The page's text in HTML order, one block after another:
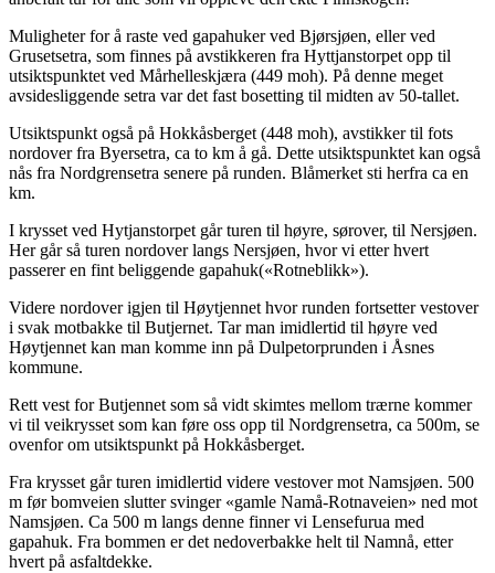
Muligheter for å raste ved gapahuker ved Bjørsjøen, eller ved
Grusetsetra, som finnes på avstikkeren fra Hyttjanstorpet opp til
utsiktspunktet ved Mårhelleskjæra (449 moh). På denne meget
avsidesliggende setra var det fast bosetting til midten av 50-tallet.
Utsiktspunkt også på Hokkåsberget (448 moh), avstikker til fots
nordover fra Byersetra, ca to km å gå. Dette utsiktspunktet kan også
nås fra Nordgrensetra senere på runden. Blåmerket sti herfra ca en
km.
I krysset ved Hytjanstorpet går turen til høyre, sørover, til Nersjøen.
Her går så turen nordover langs Nersjøen, hvor vi etter hvert
passerer en fint beliggende gapahuk(«Rotneblikk»).
Videre nordover igjen til Høytjennet hvor runden fortsetter vestover
i svak motbakke til Butjernet. Tar man imidlertid til høyre ved
Høytjennet kan man komme inn på Dulpetorprunden i Åsnes
kommune.
Rett vest for Butjennet som så vidt skimtes mellom trærne kommer
vi til veikrysset som kan føre oss opp til Nordgrensetra, ca 500m, se
ovenfor om utsiktspunkt på Hokkåsberget.
Fra krysset går turen imidlertid videre vestover mot Namsjøen. 500
m før bomveien slutter svinger «gamle Namå-Rotnaveien» ned mot
Namsjøen. Ca 500 m langs denne finner vi Lensefurua med
gapahuk. Fra bommen er det nedoverbakke helt til Namnå, etter
hvert på asfaltdekke.